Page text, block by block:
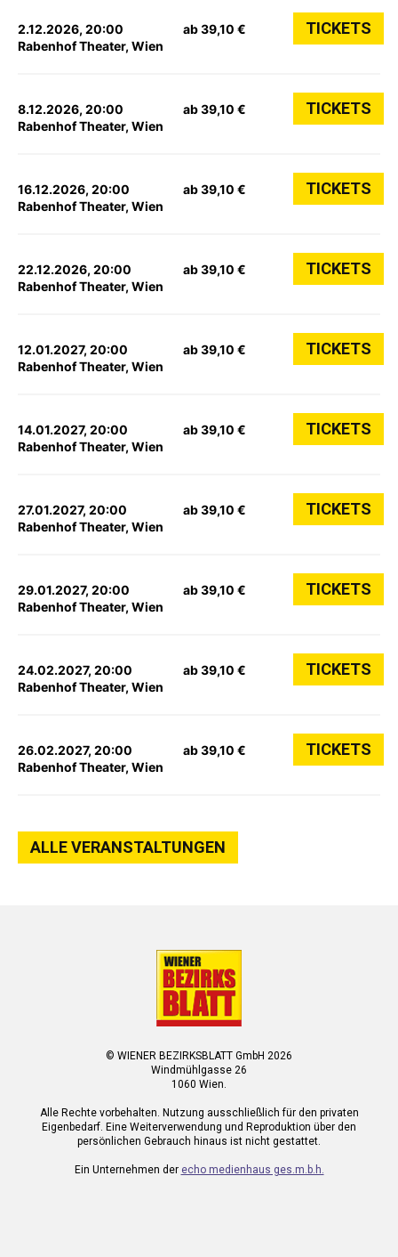
2.12.2026, 20:00
Rabenhof Theater, Wien
ab 39,10 € TICKETS
8.12.2026, 20:00
Rabenhof Theater, Wien
ab 39,10 € TICKETS
16.12.2026, 20:00
Rabenhof Theater, Wien
ab 39,10 € TICKETS
22.12.2026, 20:00
Rabenhof Theater, Wien
ab 39,10 € TICKETS
12.01.2027, 20:00
Rabenhof Theater, Wien
ab 39,10 € TICKETS
14.01.2027, 20:00
Rabenhof Theater, Wien
ab 39,10 € TICKETS
27.01.2027, 20:00
Rabenhof Theater, Wien
ab 39,10 € TICKETS
29.01.2027, 20:00
Rabenhof Theater, Wien
ab 39,10 € TICKETS
24.02.2027, 20:00
Rabenhof Theater, Wien
ab 39,10 € TICKETS
26.02.2027, 20:00
Rabenhof Theater, Wien
ab 39,10 € TICKETS
ALLE VERANSTALTUNGEN
© WIENER BEZIRKSBLATT GmbH 2026
Windmühlgasse 26
1060 Wien.
Alle Rechte vorbehalten. Nutzung ausschließlich für den privaten
Eigenbedarf. Eine Weiterverwendung und Reproduktion über den
persönlichen Gebrauch hinaus ist nicht gestattet.
Ein Unternehmen der echo medienhaus ges.m.b.h.